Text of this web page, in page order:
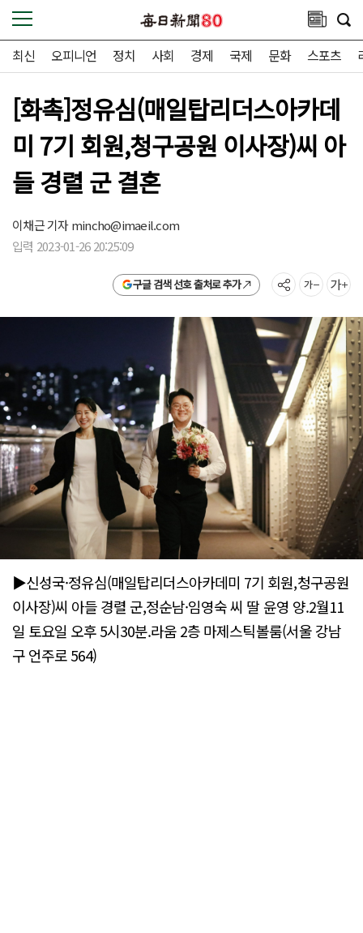
최신 오피니언 정치 사회 경제 국제 문화 스포츠
[화촉]정유심(매일탑리더스아카데
미 7기 회원,청구공원 이사장)씨 아
들 경렬 군 결혼
이채근 기자mincho@imaeil.com
입력 2023-01-26 20:25:09
구글 검색 선호 출처로 추가
▶신성국·정유심(매일탑리더스아카데미 7기 회원,청구공원
이사장)씨 아들 경렬 군,정순남·임영숙 씨 딸 윤영 양.2월11
일 토요일 오후 5시30분.라움 2층 마제스틱볼룸(서울 강남
구 언주로 564)